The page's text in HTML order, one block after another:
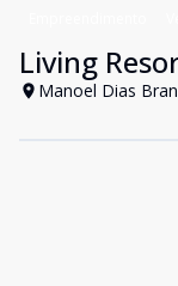
Living
Manoel Dias